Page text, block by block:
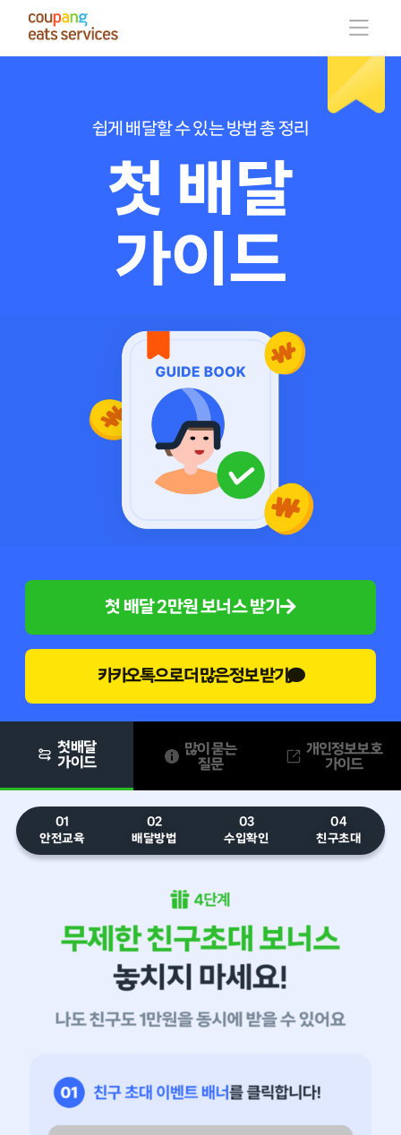
로
쉽게 배달할 수 있는 방법 총 정리
첫 배달
가이드
첫 배달 2만원 보너스 받기
카카오톡으로 더 많은 정보 받기
첫배달
가이드
많이 묻는
질문
개인정보보호
가이드
01
안전교육
02
배달방법
03
수입확인
04
친구초대